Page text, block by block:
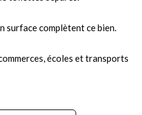
surface complètent ce bien.
écoles et transports